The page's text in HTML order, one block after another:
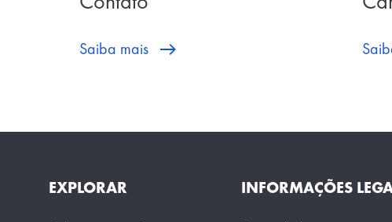
Saiba mais
EXPLORAR
INFORMAÇÕES